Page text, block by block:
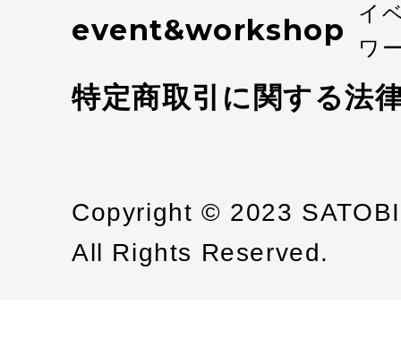
event&workshop
イ
ワ
特定商取引に関する法
Copyright © 2023
All Rights Reserved.